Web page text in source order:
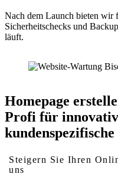
Nach dem Launch bieten wir
Sicherheitschecks und
läuft.
Homepage
Profi für
kundenspezifische
Steigern Sie Ihren
uns